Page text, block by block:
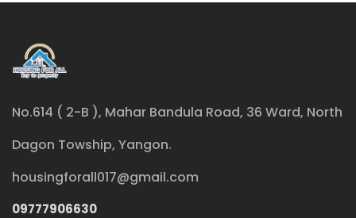
No.614 ( 2-B ), Mahar Bandula Road, 36 Ward, North
Dagon Towship, Yangon.
housingforall017@gmail.com
09777906630